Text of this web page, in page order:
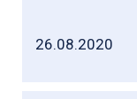
26.08.2020